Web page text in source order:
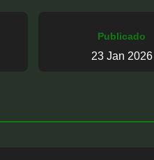
Publicado
23 Jan 2026